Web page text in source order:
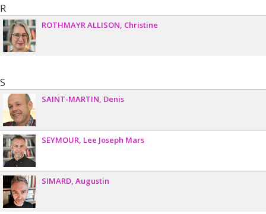
R
ROTHMAYR ALLISON Christine
S
SAINT-MARTIN Denis
SEYMOUR Lee Joseph Mars
SIMARD Augustin